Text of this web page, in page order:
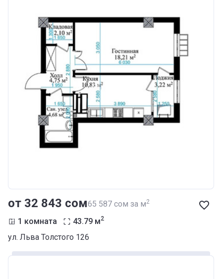
от ‍32 843 сом‍65 587 сом за м2
1 комната 43.79 м2
ул. Льва Толстого 126